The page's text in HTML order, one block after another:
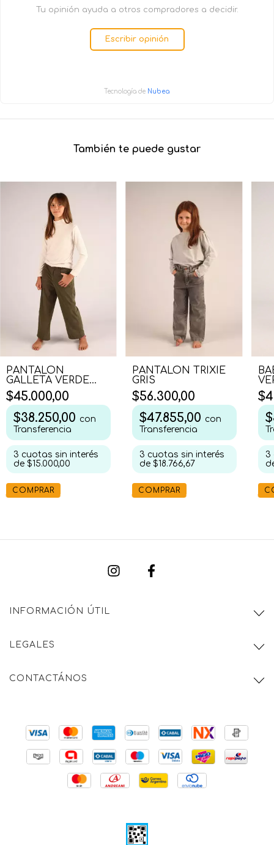
Tu opinión ayuda a otros compradores a decidir.
Escribir opinión
Tecnología de Nubea
También te puede gustar
PANTALON
GALLETA VERDE
SECO
$45.000,00
$38.250,00 con
Transferencia
3 cuotas sin interés
de $15.000,00
COMPRAR
PANTALON TRIXIE
GRIS
$56.300,00
$47.855,00 con
Transferencia
3 cuotas sin interés
de $18.766,67
COMPRAR
3
INFORMACIÓN ÚTIL
LEGALES
CONTACTÁNOS